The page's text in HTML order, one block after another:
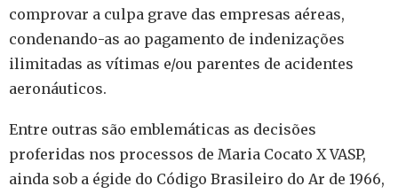
comprovar a culpa grave das empresas aéreas,
condenando-as ao pagamento de indenizações
ilimitadas as vítimas e/ou parentes de acidentes
aeronáuticos.
Entre outras são emblemáticas as decisões
proferidas nos processos de Maria Cocato X VASP,
ainda sob a égide do Código Brasileiro do Ar de 1966,